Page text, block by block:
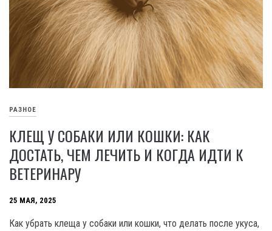
РАЗНОЕ
КЛЕЩ У СОБАКИ ИЛИ КОШКИ: КАК
ДОСТАТЬ, ЧЕМ ЛЕЧИТЬ И КОГДА ИДТИ К
ВЕТЕРИНАРУ
25 МАЯ, 2025
Как убрать клеща у собаки или кошки, что делать после укуса,